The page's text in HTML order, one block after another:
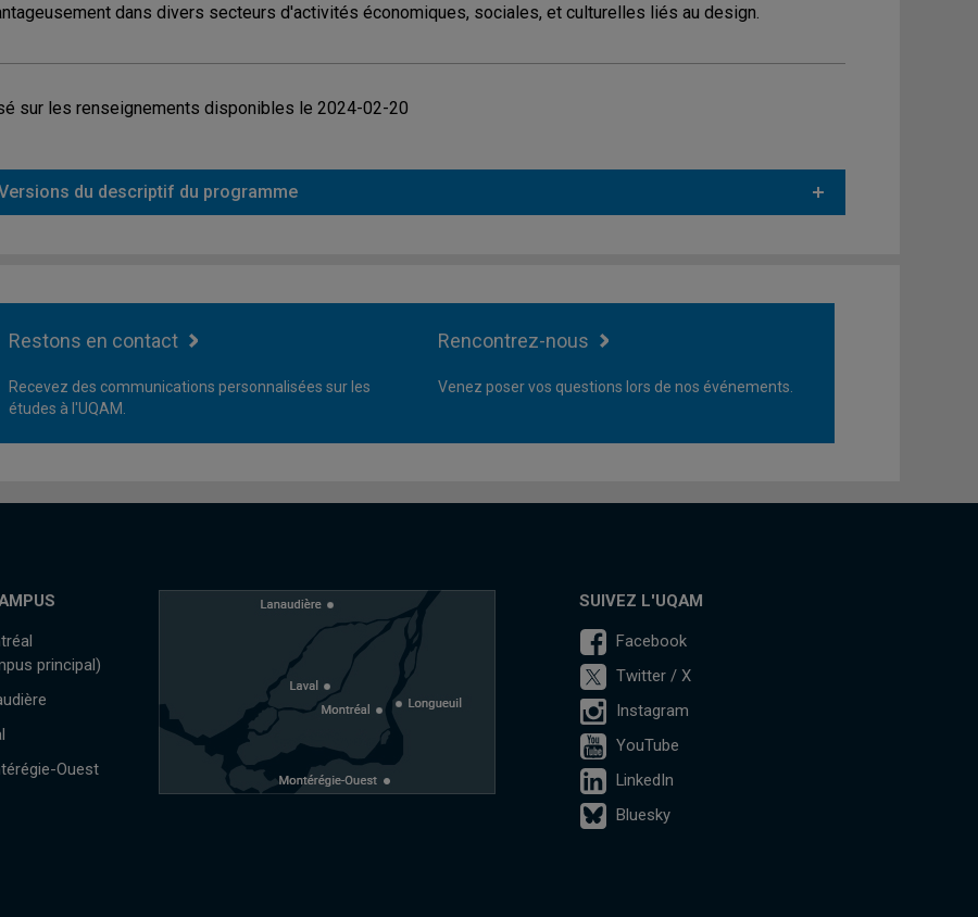
dans divers secteurs d'activités économiques, sociales, et culturelles liés au design.
sur les renseignements disponibles le 2024-02-20
du descriptif du programme
Restons en contact
Recevez des communications personnalisées sur les
études à l'UQAM.
Rencontrez-nous
Venez poser vos questions lors de nos événements.
principal)
Ouest
SUIVEZ L'UQAM
Facebook
Twitter / X
Instagram
YouTube
LinkedIn
Bluesky